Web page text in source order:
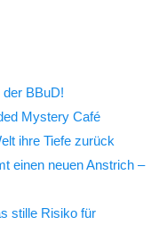
BBuD!
Mystery Café
ihre Tiefe zurück
einen neuen Anstrich –
stille Risiko für